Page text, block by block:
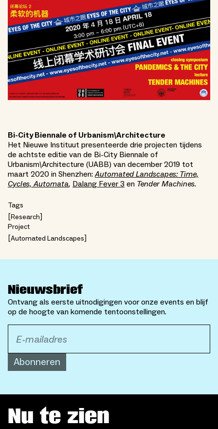
Bi-City Biennale of Urbanism\Architecture
Het Nieuwe Instituut presenteerde drie projecten tijdens
de achtste editie van de Bi-City Biennale of
Urbanism\Architecture (UABB) van december 2019 tot
maart 2020 in Shenzhen:Automated Landscapes: Time,
Cycles, Automata, Dalang Fever 3 en Tender Machines.
Tags
Research
Project
Automated Landscapes
Nieuwsbrief
Ontvang als eerste uitnodigingen voor onze events en blijf
op de hoogte van komende tentoonstellingen.
Abonneren
Nu te zien